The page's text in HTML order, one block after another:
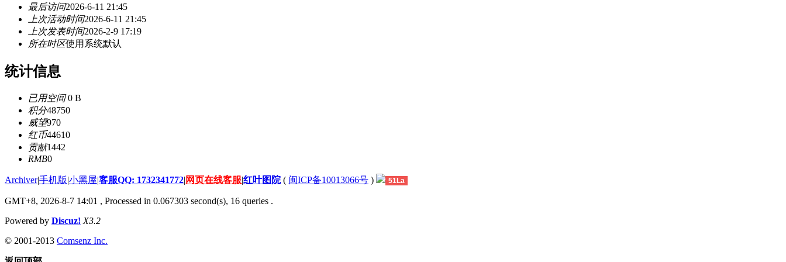
最后访问2026-6-11 21:45
上次活动时间2026-6-11 21:45
上次发表时间2026-2-9 17:19
所在时区使用系统默认
统计信息
已用空间0 B
积分48750
威望970
红币44610
贡献1442
RMB0
Archiver|手机版|小黑屋|客服QQ: 1732341772| 网页在线客服|红叶图院( 闽ICP备10013066号 ) 51La
GMT+8, 2026-8-7 14:01 , Processed in 0.067303 second(s), 16 queries .
Powered by Discuz! X3.2
© 2001-2013 Comsenz Inc.